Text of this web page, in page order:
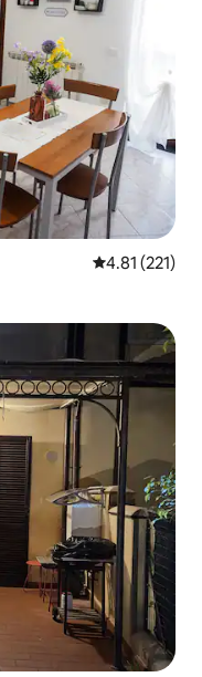
Calificación
4.81 (221)